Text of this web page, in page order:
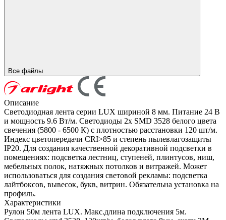
Все файлы
Описание
Светодиодная лента серии LUX шириной 8 мм. Питание 24 В
и мощность 9.6 Вт/м. Светодиоды 2x SMD 3528 белого цвета
свечения (5800 - 6500 К) с плотностью расстановки 120 шт/м.
Индекс цветопередачи CRI>85 и степень пылевлагозащиты
IP20. Для создания качественной декоративной подсветки в
помещениях: подсветка лестниц, ступеней, плинтусов, ниш,
мебельных полок, натяжных потолков и витражей. Может
использоваться для создания световой рекламы: подсветка
лайтбоксов, вывесок, букв, витрин. Обязательна установка на
профиль.
Характеристики
Рулон 50м лента LUX. Макс.длина подключения 5м.